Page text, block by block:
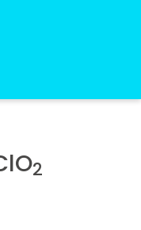
2